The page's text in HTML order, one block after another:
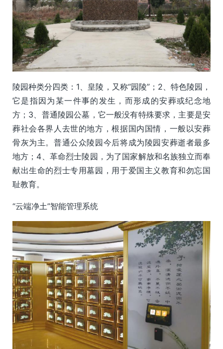
陵园种类分四类：1、皇陵，又称“园陵”；2、特色陵园，
它是指因为某一件事的发生，而形成的安葬或纪念地
方；3、普通陵园公墓，它一般没有特殊要求，主要是安
葬社会各界人去世的地方，根据国内国情，一般以安葬
骨灰为主。普通公众陵园今后将成为陵园安葬逝者最多
地方；4、革命烈士陵园，为了国家解放和名族独立而奉
献出生命的烈士专用墓园，用于爱国主义教育和勿忘国
耻教育。
“云端净土”智能管理系统